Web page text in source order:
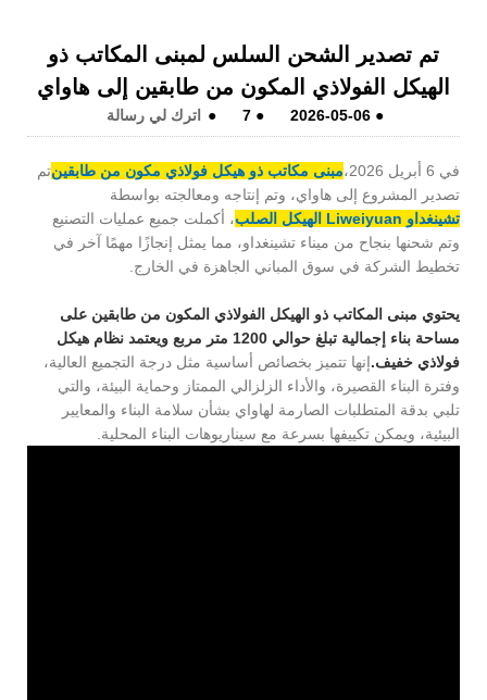
تم تصدير الشحن السلس لمبنى المكاتب ذو
الهيكل الفولاذي المكون من طابقين إلى هاواي
●
2026-05-06
●
7
● اترك لي رسالة
في 6 أبريل 2026، مبنى مكاتب ذو هيكل فولاذي مكون من طابقينتم
تصدير المشروع إلى هاواي، وتم إنتاجه ومعالجته بواسطة
تشينغداو Liweiyuan الهيكل الصلب
، أكملت جميع عمليات التصنيع
وتم شحنها بنجاح من ميناء تشينغداو، مما يمثل إنجازًا مهمًا آخر في
تخطيط الشركة في سوق المباني الجاهزة في الخارج.
يحتوي مبنى المكاتب ذو الهيكل الفولاذي المكون من طابقين على
مساحة بناء إجمالية تبلغ حوالي 1200 متر مربع ويعتمد نظام هيكل
فولاذي خفيف.إنها تتميز بخصائص أساسية مثل درجة التجميع العالية،
وفترة البناء القصيرة، والأداء الزلزالي الممتاز وحماية البيئة، والتي
تلبي بدقة المتطلبات الصارمة لهاواي بشأن سلامة البناء والمعايير
البيئية، ويمكن تكييفها بسرعة مع سيناريوهات البناء المحلية.